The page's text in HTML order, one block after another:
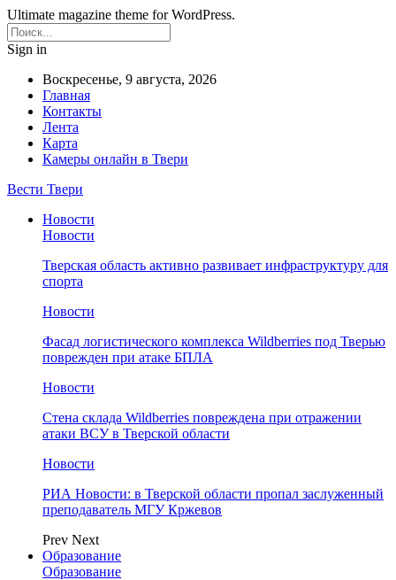
Ultimate magazine theme for WordPress.
Sign in
Воскресенье, 9 августа, 2026
Главная
Контакты
Лента
Карта
Камеры онлайн в Твери
Вести Твери
Новости
Новости
Тверская область активно развивает инфраструктуру для
спорта
Новости
Фасад логистического комплекса Wildberries под Тверью
поврежден при атаке БПЛА
Новости
Стена склада Wildberries повреждена при отражении
атаки ВСУ в Тверской области
Новости
РИА Новости: в Тверской области пропал заслуженный
преподаватель МГУ Кржевов
Prev Next
Образование
Образование